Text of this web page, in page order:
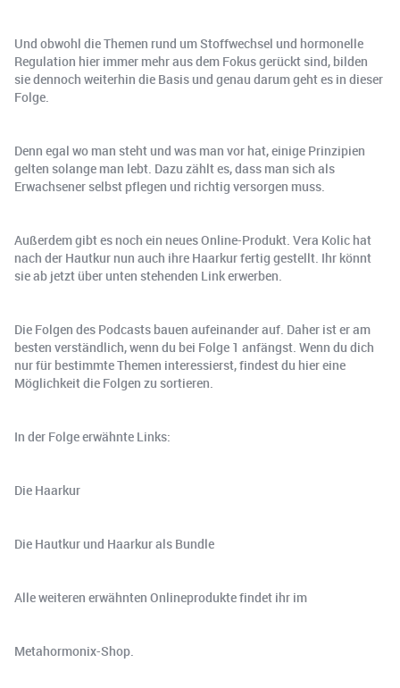
Und obwohl die Themen rund um Stoffwechsel und hormonelle
Regulation hier immer mehr aus dem Fokus gerückt sind, bilden
sie dennoch weiterhin die Basis und genau darum geht es in dieser
Folge.
Denn egal wo man steht und was man vor hat, einige Prinzipien
gelten solange man lebt. Dazu zählt es, dass man sich als
Erwachsener selbst pflegen und richtig versorgen muss.
Außerdem gibt es noch ein neues Online-Produkt. Vera Kolic hat
nach der Hautkur nun auch ihre Haarkur fertig gestellt. Ihr könnt
sie ab jetzt über unten stehenden Link erwerben.
Die Folgen des Podcasts bauen aufeinander auf. Daher ist er am
besten verständlich, wenn du bei Folge 1 anfängst. Wenn du dich
nur für bestimmte Themen interessierst, findest du hier eine
Möglichkeit die Folgen zu sortieren.
In der Folge erwähnte Links:
Die Haarkur
Die Hautkur und Haarkur als Bundle
Alle weiteren erwähnten Onlineprodukte findet ihr im
Metahormonix-Shop.